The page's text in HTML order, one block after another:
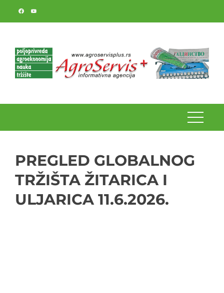
PREGLED GLOBALNOG
TRŽIŠTA ŽITARICA I
ULJARICA 11.6.2026.